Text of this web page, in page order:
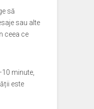
să
sau alte
ceea ce
minute,
este